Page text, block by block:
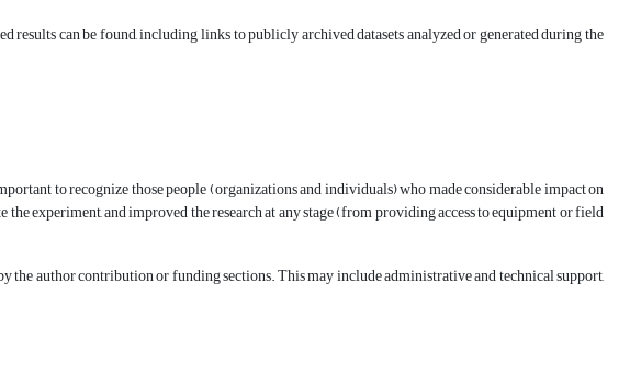
results can be found, including links to publicly archived datasets analyzed or generated during the
to recognize those people (organizations and individuals) who made considerable impact on
experiment, and improved the research at any stage (from providing access to equipment or field
the author contribution or funding sections. This may include administrative and technical support,